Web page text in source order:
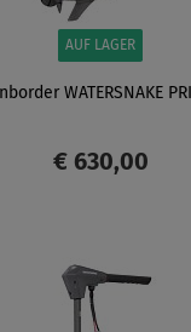
AUF LAGER
WATERSNAKE
€ 630,00